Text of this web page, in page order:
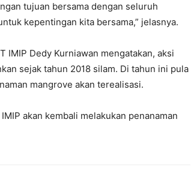
tujuan bersama dengan seluruh
kepentingan kita bersama,” jelasnya.
IMIP Dedy Kurniawan mengatakan, aksi
sejak tahun 2018 silam. Di tahun ini pula
mangrove akan terealisasi.
akan kembali melakukan penanaman